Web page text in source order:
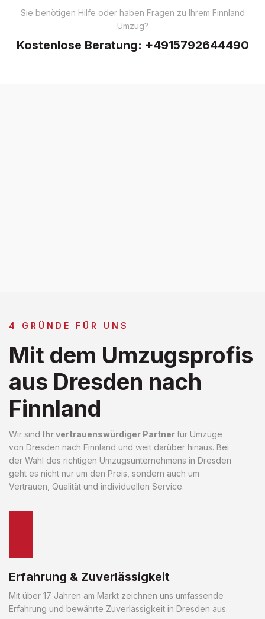
Sie benötigen Hilfe oder haben Fragen zu Ihrem Finnland
Umzug?
Kostenlose Beratung: +4915792644490
4 GRÜNDE FÜR UNS
Mit dem Umzugsprofis
aus Dresden nach
Finnland
Wir sind Ihr vertrauenswürdiger Partnerfür Umzüge
von Dresden nach Finnland und weit darüber hinaus. Bei
der Wahl des richtigen Umzugsunternehmens in Dresden
geht es nicht nur um den Preis, sondern auch um
Vertrauen, Qualität und individuellen Service.
Erfahrung & Zuverlässigkeit
Mit über 17 Jahren am Markt zeichnen uns umfassende
Erfahrung und bewährte Zuverlässigkeit in Dresden aus.